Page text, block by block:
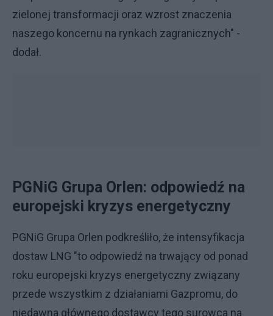
zielonej transformacji oraz wzrost znaczenia
naszego koncernu na rynkach zagranicznych" -
dodał.
PGNiG Grupa Orlen: odpowiedź na
europejski kryzys energetyczny
PGNiG Grupa Orlen podkreśliło, że intensyfikacja
dostaw LNG "to odpowiedź na trwający od ponad
roku europejski kryzys energetyczny związany
przede wszystkim z działaniami Gazpromu, do
niedawna głównego dostawcy tego surowca na